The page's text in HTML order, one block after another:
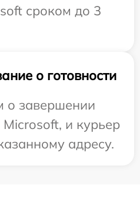
сроком до 3
о готовности
завершении
и курьер
адресу.